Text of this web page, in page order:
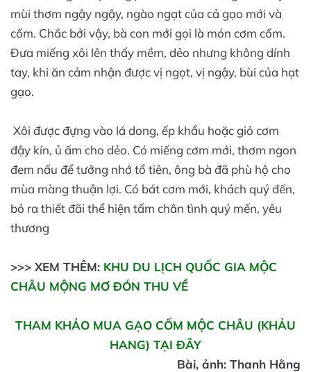
mùi thơm ngậy ngậy, ngào ngạt của cả gạo mới và
cốm. Chắc bởi vậy, bà con mới gọi là món cơm cốm.
Đưa miếng xôi lên thấy mềm, dẻo nhưng không dính
tay, khi ăn cảm nhận được vị ngọt, vị ngậy, bùi của hạt
gạo.
Xôi được đựng vào lá dong, ếp khẩu hoặc giỏ cơm
đậy kín, ủ ấm cho dẻo. Có miếng cơm mới, thơm ngon
đem nấu để tưởng nhớ tổ tiên, ông bà đã phù hộ cho
mùa màng thuận lợi. Có bát cơm mới, khách quý đến,
bỏ ra thiết đãi thể hiện tấm chân tình quý mến, yêu
thương
>>> XEM THÊM: KHU DU LỊCH QUỐC GIA MỘC
CHÂU MỘNG MƠ ĐÓN THU VỀ
THAM KHẢO MUA GẠO CỐM MỘC CHÂU (KHẢU
HANG) TẠI ĐÂY
Bài, ảnh: Thanh Hằng